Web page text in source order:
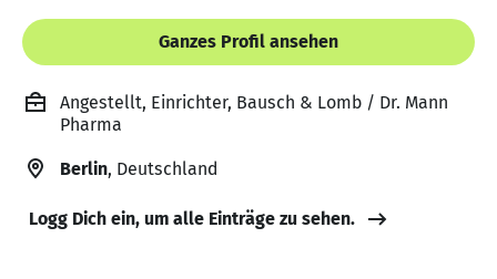
Ganzes Profil ansehen
Angestellt, Einrichter, Bausch & Lomb / Dr. Mann
Pharma
Berlin, Deutschland
Logg Dich ein, um alle Einträge zu sehen.